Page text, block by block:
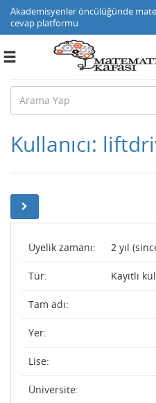
Akademisyenler öncülüğünde
cevap platformu
Toggle
Kullanıcı:
Üyelik zamanı: 2 yıl
Tür: Kayıtlı
Tam adı:
Yer:
Lise:
Üniversite: